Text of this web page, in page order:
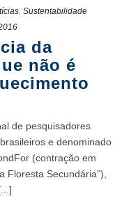
Sustentabilidade
da
não é
de pesquisadores
e denominado
(contração em
Floresta Secundária”),